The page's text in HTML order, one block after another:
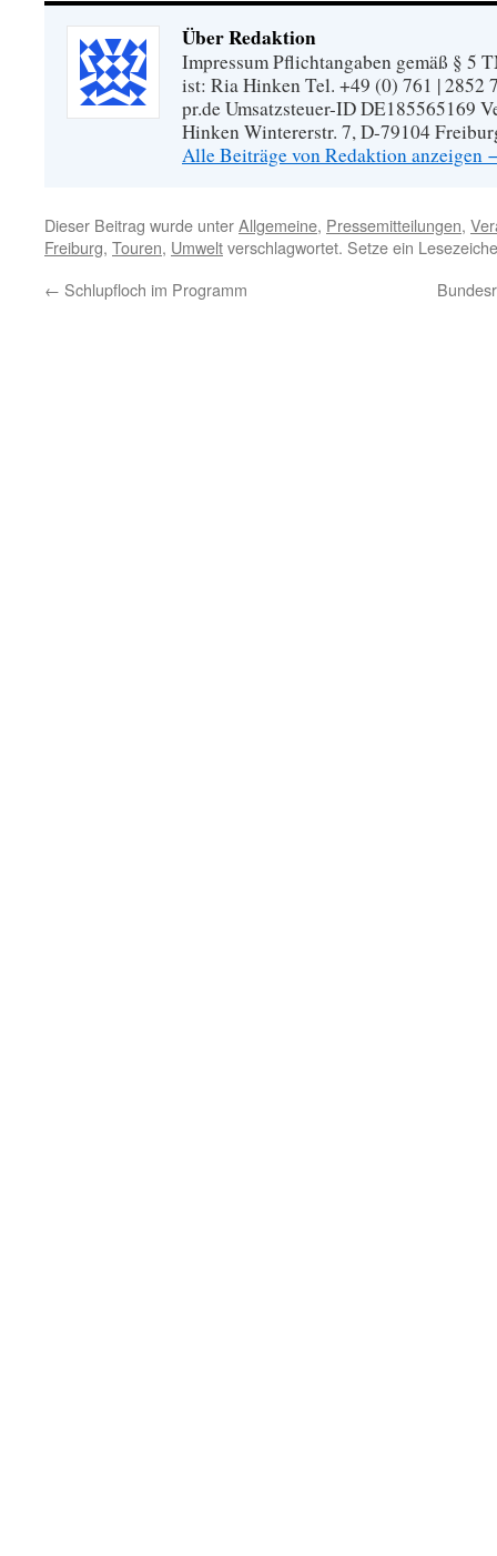
Über Redaktion
Impressum Pflichtangaben gemäß § 5
ist: Ria Hinken Tel. +49 (0) 761 | 2852
pr.de Umsatzsteuer-ID DE185565169
Hinken Wintererstr. 7, D-79104
Alle Beiträge von Redaktion anzeigen
Dieser Beitrag wurde unterAllgemeine, Pressemitteilungen,
Freiburg, Touren, Umweltverschlagwortet. Setze ein
← Schlupfloch im Programm